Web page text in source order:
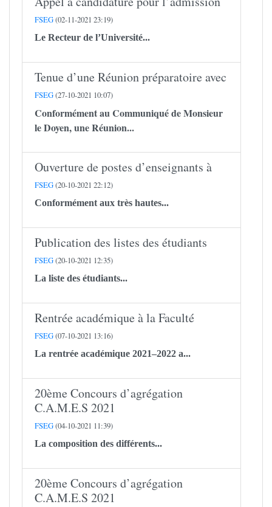
FSEG(02-11-2021 23:19)
Le Recteur de l’Université...
Tenue d’une Réunion préparatoire avec
FSEG(27-10-2021 10:07)
Conformément au Communiqué de Monsieur
le Doyen, une Réunion...
Ouverture de postes d’enseignants à
FSEG(20-10-2021 22:12)
Conformément aux très hautes...
Publication des listes des étudiants
FSEG(20-10-2021 12:35)
La liste des étudiants...
Rentrée académique à la Faculté
FSEG(07-10-2021 13:16)
La rentrée académique 2021–2022 a...
20ème Concours d’agrégation
C.A.M.E.S 2021
FSEG(04-10-2021 11:39)
La composition des différents...
20ème Concours d’agrégation
C.A.M.E.S 2021